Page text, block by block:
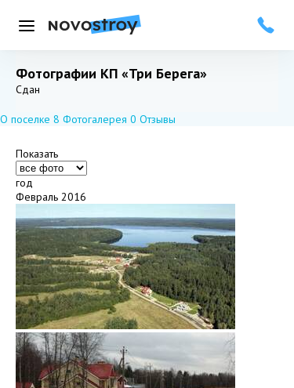
Меню
Фотографии КП «Три Берега»
Добавить в избранное
Подписаться
Сдан
О поселке 8 Фотогалерея 0 Отзывы
Показать
год
Февраль 2016